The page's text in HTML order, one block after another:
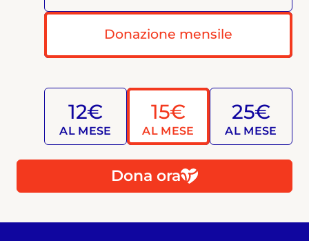
Donazione mensile
12€
AL MESE
15€
AL MESE
25€
AL MESE
Dona ora